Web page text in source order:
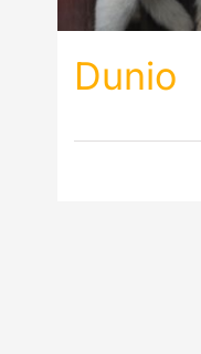
Dunio